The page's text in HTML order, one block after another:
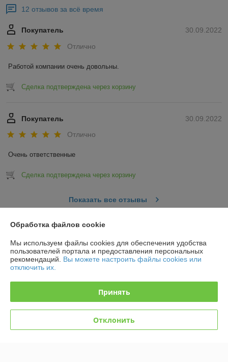
12 отзывов за всё время
30.09.2022
Покупатель
Отлично
Работой компании очень довольны.
Сделка подтверждена через корзину
30.09.2022
Покупатель
Отлично
Очень ответственные
Сделка подтверждена через корзину
Показать все отзывы
Контакты
Доставка и оплата
Полная версия сайта
Обработка файлов cookie
Мы используем файлы cookies для обеспечения удобства
пользователей портала и предоставления персональных
рекомендаций. Вы можете настроить файлы cookies или
отключить их.
Принять
Отклонить